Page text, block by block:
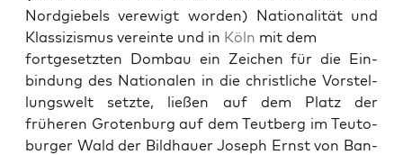
Nordgiebels verewigt wor­den) Nation­al­ität und
Klas­sizis­mus vere­inte und in Köln mit dem
fort­ge­set­zten Dom­bau ein Zeichen für die Ein­
bindung des Nationalen in die christliche Vorstel­
lungswelt set­zte, ließen auf dem Platz der
früheren Groten­burg auf dem Teut­berg im Teu­to­
burg­er Wald der Bild­hauer Joseph Ernst von Ban­